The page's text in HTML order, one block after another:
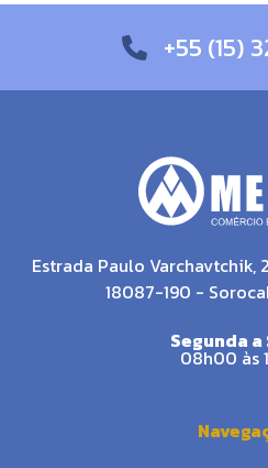
+55 (15)
Estrada Paulo Varchavtchik,
18087-190 -
Segunda
08h00 às